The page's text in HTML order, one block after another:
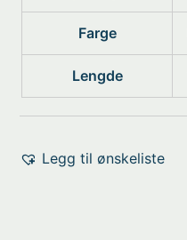
Farge
Lengde
Legg til ønskeliste